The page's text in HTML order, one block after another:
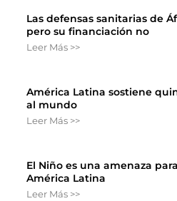
Las defensas sanitarias de
pero su financiación no
Leer Más >>
América Latina sostiene
al mundo
Leer Más >>
El Niño es una amenaza
América Latina
Leer Más >>